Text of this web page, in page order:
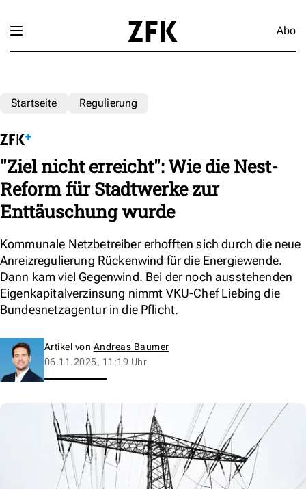
Abo
Startseite Regulierung
"Ziel nicht erreicht": Wie die Nest-
Reform für Stadtwerke zur
Enttäuschung wurde
Kommunale Netzbetreiber erhofften sich durch die neue
Anreizregulierung Rückenwind für die Energiewende.
Dann kam viel Gegenwind. Bei der noch ausstehenden
Eigenkapitalverzinsung nimmt VKU-Chef Liebing die
Bundesnetzagentur in die Pflicht.
Artikel von Andreas Baumer
06.11.2025, 11:19 Uhr